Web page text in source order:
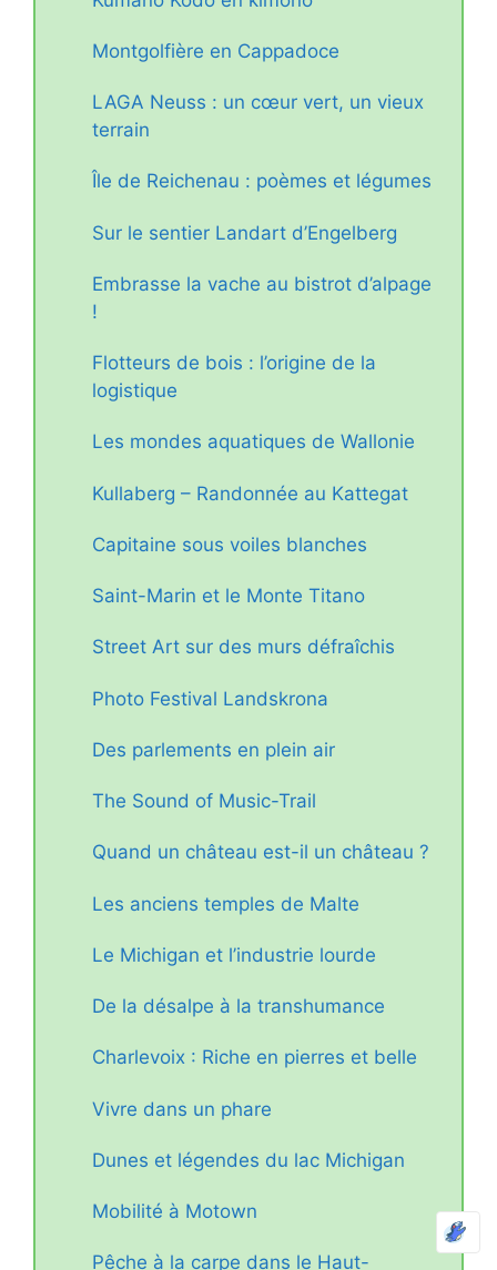
Montgolfière en Cappadoce
LAGA Neuss : un cœur vert, un vieux
terrain
Île de Reichenau : poèmes et légumes
Sur le sentier Landart d’Engelberg
Embrasse la vache au bistrot d’alpage
!
Flotteurs de bois : l’origine de la
logistique
Les mondes aquatiques de Wallonie
Kullaberg – Randonnée au Kattegat
Capitaine sous voiles blanches
Saint-Marin et le Monte Titano
Street Art sur des murs défraîchis
Photo Festival Landskrona
Des parlements en plein air
The Sound of Music-Trail
Quand un château est-il un château ?
Les anciens temples de Malte
Le Michigan et l’industrie lourde
De la désalpe à la transhumance
Charlevoix : Riche en pierres et belle
Vivre dans un phare
Dunes et légendes du lac Michigan
Mobilité à Motown
Pêche à la carpe dans le Haut-